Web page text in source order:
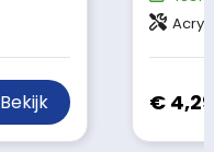
Bekijk
Acryl
€ 4,29